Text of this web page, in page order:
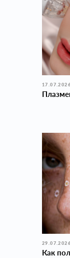
17.07.2026
29.07.2026
Как